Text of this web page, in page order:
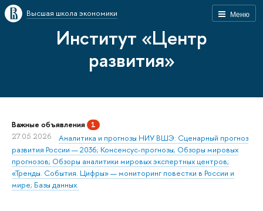
Меню
Высшая школа экономики
Институт «Центр
развития»
Важные объявления 1
27.05.2026
Аналитика и прогнозы НИУ ВШЭ: Сценарный прогноз
развития России — 2036; Консенсус-прогнозы; Обзоры мировых
прогнозов; Обзоры аналитики мировых экспертных центров;
«Тренды. События. Цифры» — мониторинг повестки в России и
мире; Базы данных.